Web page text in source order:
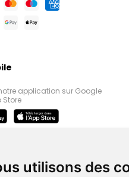
utilisons des
application sur Google
Store